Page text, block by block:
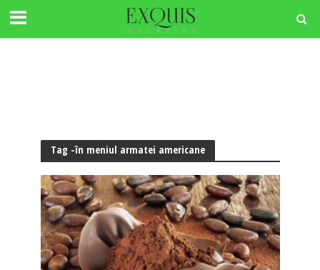
Tag -în meniul armatei americane